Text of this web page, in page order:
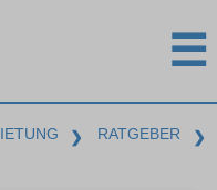
☰
❯ RATGEBER ❯